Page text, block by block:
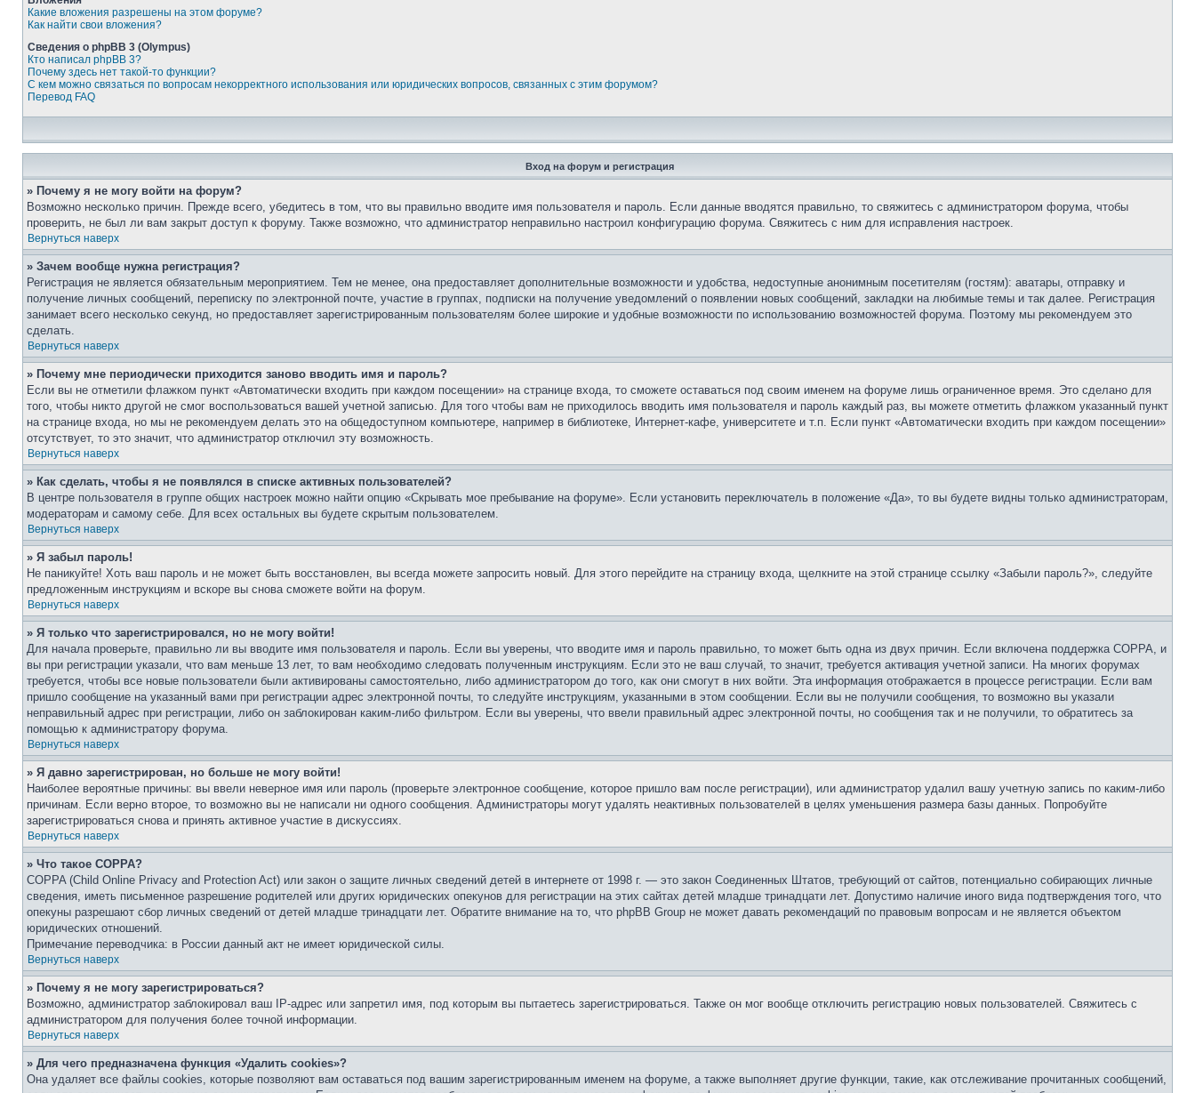
Какие вложения разрешены на этом форуме?
Как найти свои вложения?
Сведения о phpBB 3 (Olympus)
Кто написал phpBB 3?
Почему здесь нет такой-то функции?
С кем можно связаться по вопросам некорректного использования или юридических вопросов, связанных с этим форумом?
Перевод FAQ
Вход на форум и регистрация
» Почему я не могу войти на форум?
Возможно несколько причин. Прежде всего, убедитесь в том, что вы правильно вводите имя пользователя и пароль. Если данные вводятся правильно, то свяжитесь с администратором форума, чтобы
проверить, не был ли вам закрыт доступ к форуму. Также возможно, что администратор неправильно настроил конфигурацию форума. Свяжитесь с ним для исправления настроек.
Вернуться наверх
» Зачем вообще нужна регистрация?
Регистрация не является обязательным мероприятием. Тем не менее, она предоставляет дополнительные возможности и удобства, недоступные анонимным посетителям (гостям): аватары, отправку и
получение личных сообщений, переписку по электронной почте, участие в группах, подписки на получение уведомлений о появлении новых сообщений, закладки на любимые темы и так далее. Регистрация
занимает всего несколько секунд, но предоставляет зарегистрированным пользователям более широкие и удобные возможности по использованию возможностей форума. Поэтому мы рекомендуем это
сделать.
Вернуться наверх
» Почему мне периодически приходится заново вводить имя и пароль?
Если вы не отметили флажком пункт «Автоматически входить при каждом посещении» на странице входа, то сможете оставаться под своим именем на форуме лишь ограниченное время. Это сделано для
того, чтобы никто другой не смог воспользоваться вашей учетной записью. Для того чтобы вам не приходилось вводить имя пользователя и пароль каждый раз, вы можете отметить флажком указанный пункт
на странице входа, но мы не рекомендуем делать это на общедоступном компьютере, например в библиотеке, Интернет-кафе, университете и т.п. Если пункт «Автоматически входить при каждом посещении»
отсутствует, то это значит, что администратор отключил эту возможность.
Вернуться наверх
» Как сделать, чтобы я не появлялся в списке активных пользователей?
В центре пользователя в группе общих настроек можно найти опцию «Скрывать мое пребывание на форуме». Если установить переключатель в положение «Да», то вы будете видны только администраторам,
модераторам и самому себе. Для всех остальных вы будете скрытым пользователем.
Вернуться наверх
» Я забыл пароль!
Не паникуйте! Хоть ваш пароль и не может быть восстановлен, вы всегда можете запросить новый. Для этого перейдите на страницу входа, щелкните на этой странице ссылку «Забыли пароль?», следуйте
предложенным инструкциям и вскоре вы снова сможете войти на форум.
Вернуться наверх
» Я только что зарегистрировался, но не могу войти!
Для начала проверьте, правильно ли вы вводите имя пользователя и пароль. Если вы уверены, что вводите имя и пароль правильно, то может быть одна из двух причин. Если включена поддержка COPPA, и
вы при регистрации указали, что вам меньше 13 лет, то вам необходимо следовать полученным инструкциям. Если это не ваш случай, то значит, требуется активация учетной записи. На многих форумах
требуется, чтобы все новые пользователи были активированы самостоятельно, либо администратором до того, как они смогут в них войти. Эта информация отображается в процессе регистрации. Если вам
пришло сообщение на указанный вами при регистрации адрес электронной почты, то следуйте инструкциям, указанными в этом сообщении. Если вы не получили сообщения, то возможно вы указали
неправильный адрес при регистрации, либо он заблокирован каким-либо фильтром. Если вы уверены, что ввели правильный адрес электронной почты, но сообщения так и не получили, то обратитесь за
помощью к администратору форума.
Вернуться наверх
» Я давно зарегистрирован, но больше не могу войти!
Наиболее вероятные причины: вы ввели неверное имя или пароль (проверьте электронное сообщение, которое пришло вам после регистрации), или администратор удалил вашу учетную запись по каким-либо
причинам. Если верно второе, то возможно вы не написали ни одного сообщения. Администраторы могут удалять неактивных пользователей в целях уменьшения размера базы данных. Попробуйте
зарегистрироваться снова и принять активное участие в дискуссиях.
Вернуться наверх
» Что такое COPPA?
COPPA (Child Online Privacy and Protection Act) или закон о защите личных сведений детей в интернете от 1998 г. — это закон Соединенных Штатов, требующий от сайтов, потенциально собирающих личные
сведения, иметь письменное разрешение родителей или других юридических опекунов для регистрации на этих сайтах детей младше тринадцати лет. Допустимо наличие иного вида подтверждения того, что
опекуны разрешают сбор личных сведений от детей младше тринадцати лет. Обратите внимание на то, что phpBB Group не может давать рекомендаций по правовым вопросам и не является объектом
юридических отношений.
Примечание переводчика: в России данный акт не имеет юридической силы.
Вернуться наверх
» Почему я не могу зарегистрироваться?
Возможно, администратор заблокировал ваш IP-адрес или запретил имя, под которым вы пытаетесь зарегистрироваться. Также он мог вообще отключить регистрацию новых пользователей. Свяжитесь с
администратором для получения более точной информации.
Вернуться наверх
» Для чего предназначена функция «Удалить cookies»?
Она удаляет все файлы cookies, которые позволяют вам оставаться под вашим зарегистрированным именем на форуме, а также выполняет другие функции, такие, как отслеживание прочитанных сообщений,